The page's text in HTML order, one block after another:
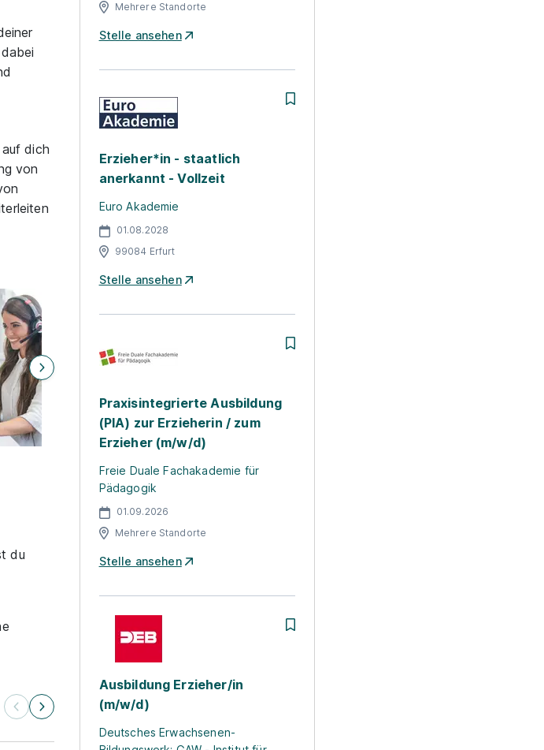
auf dich
von
du
Mehrere Standorte
Stelle ansehen
Erzieher*in - staatlich
anerkannt - Vollzeit
Euro Akademie
01.08.2028
99084 Erfurt
Stelle ansehen
Praxisintegrierte Ausbildung
(PIA) zur Erzieherin / zum
Erzieher (m/w/d)
Freie Duale Fachakademie für
Pädagogik
01.09.2026
Mehrere Standorte
Stelle ansehen
Ausbildung Erzieher/in
(m/w/d)
Deutsches Erwachsenen-